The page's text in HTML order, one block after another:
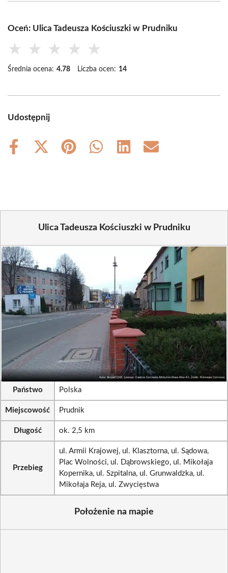
Oceń: Ulica Tadeusza Kościuszki w Prudniku
★ ★ ★ ★ ★
Średnia ocena: 4.78 Liczba ocen: 14
Udostępnij
Share
Share
Share
Share
Share
Share
Ulica Tadeusza Kościuszki w Prudniku
Państwo Polska
Miejscowość Prudnik
Długość ok. 2,5 km
Przebieg
ul. Armii Krajowej, ul. Klasztorna, ul. Sądowa,
Plac Wolności, ul. Dąbrowskiego, ul. Mikołaja
Kopernika, ul. Szpitalna, ul. Grunwaldzka, ul.
Mikołaja Reja, ul. Zwycięstwa
Położenie na mapie